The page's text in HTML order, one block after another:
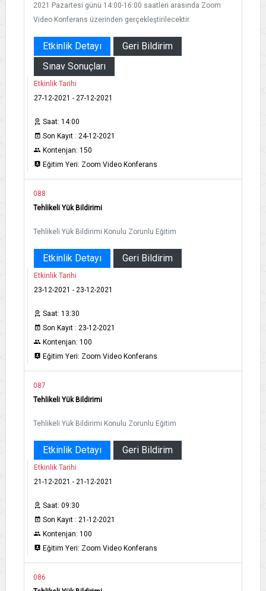
2021 Pazartesi günü 14:00-16:00 saatleri arasında Zoom
Video Konferans üzerinden gerçekleştirilecektir.
Etkinlik Detayı
Geri Bildirim
Sınav Sonuçları
Etkinlik Tarihi
27-12-2021 - 27-12-2021
Saat: 14:00
Son Kayıt : 24-12-2021
Kontenjan: 150
Eğitim Yeri: Zoom Video Konferans
088
Tehlikeli Yük Bildirimi
Tehlikeli Yük Bildirimi Konulu Zorunlu Eğitim
Etkinlik Detayı Geri Bildirim
Etkinlik Tarihi
23-12-2021 - 23-12-2021
Saat: 13:30
Son Kayıt : 23-12-2021
Kontenjan: 100
Eğitim Yeri: Zoom Video Konferans
087
Tehlikeli Yük Bildirimi
Tehlikeli Yük Bildirimi Konulu Zorunlu Eğitim
Etkinlik Detayı Geri Bildirim
Etkinlik Tarihi
21-12-2021 - 21-12-2021
Saat: 09:30
Son Kayıt : 21-12-2021
Kontenjan: 100
Eğitim Yeri: Zoom Video Konferans
086